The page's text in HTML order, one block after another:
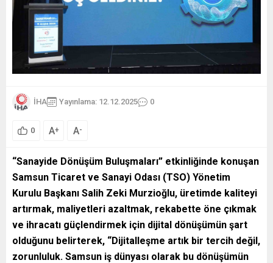
İHA Yayınlama: 12.12.2025 0
0 A+ A-
“Sanayide Dönüşüm Buluşmaları” etkinliğinde konuşan
Samsun Ticaret ve Sanayi Odası (TSO) Yönetim
Kurulu Başkanı Salih Zeki Murzioğlu, üretimde kaliteyi
artırmak, maliyetleri azaltmak, rekabette öne çıkmak
ve ihracatı güçlendirmek için dijital dönüşümün şart
olduğunu belirterek, “Dijitalleşme artık bir tercih değil,
zorunluluk. Samsun iş dünyası olarak bu dönüşümün